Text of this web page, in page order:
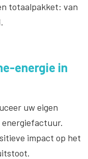
totaalpakket: van
energie in
uw eigen
impact op het